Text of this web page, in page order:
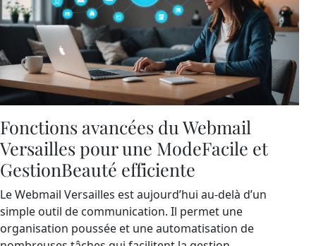
Fonctions avancées du Webmail
Versailles pour une ModeFacile et
GestionBeauté efficiente
Le Webmail Versailles est aujourd’hui au-delà d’un
simple outil de communication. Il permet une
organisation poussée et une automatisation de